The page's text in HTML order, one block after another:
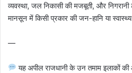
व्यवस्था, जल निकासी की मजबूती, और निगरानी
मानसून में किसी प्रकार की जन-हानि या
—
यह अपील राजधानी के उन तमाम इलाकों की